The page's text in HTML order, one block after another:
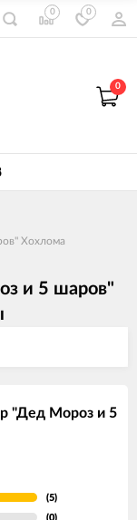
0 0
0
Хохлома
и 5 шаров"
"Дед Мороз и 5
(5)
(0)